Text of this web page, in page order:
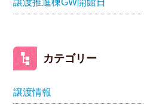
カテゴリー
譲渡情報